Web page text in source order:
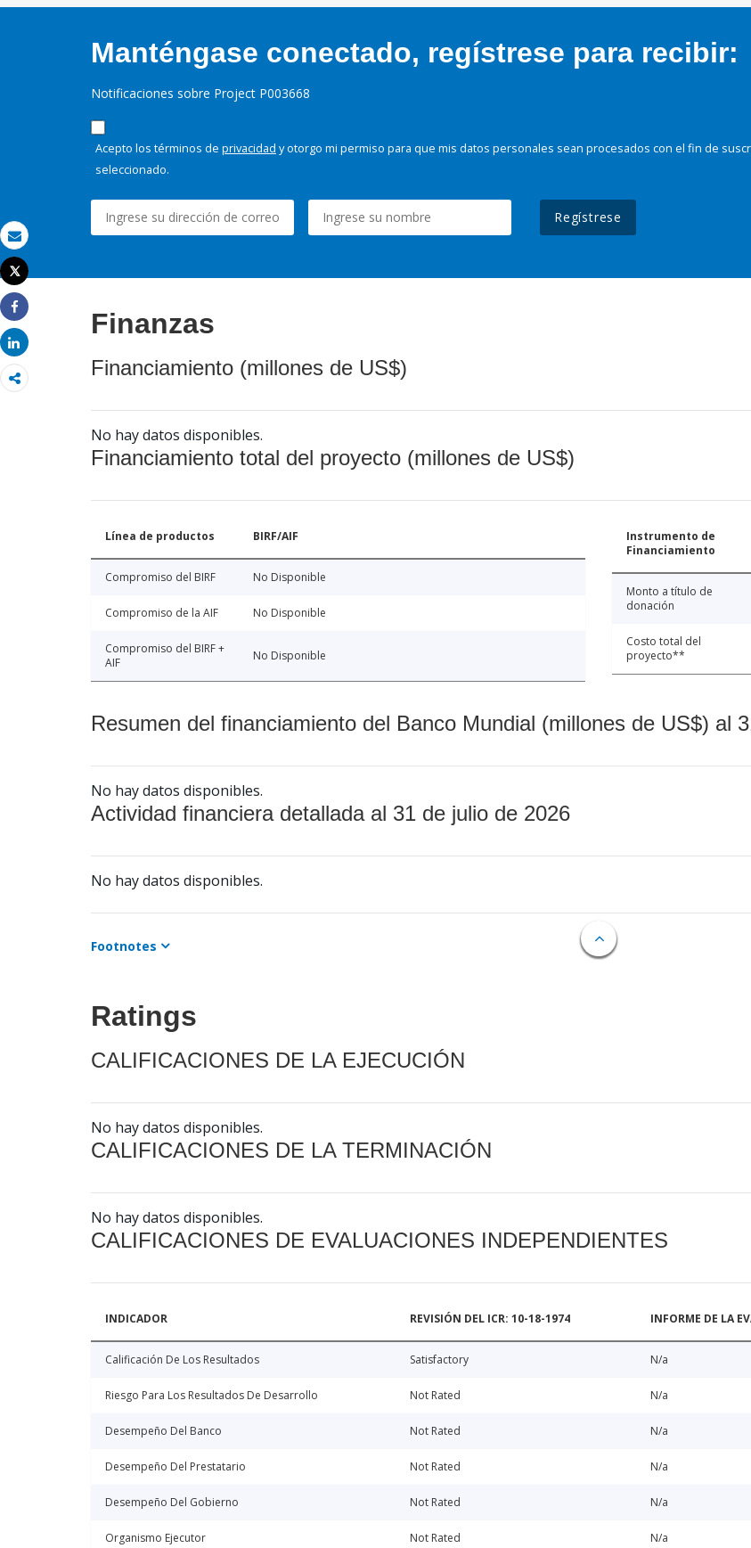
Correo electrónico
Imprimir
Tweet
Share
Share
Manténgase conectado, regístrese para recibir:
Notificaciones sobre Project P003668
Acepto los términos de privacidad y otorgo mi permiso para que mis datos personales sean procesados con el fin de
seleccionado.
Regístrese
Finanzas
Financiamiento (millones de US$)
No hay datos disponibles.
Financiamiento total del proyecto (millones de US$)
Línea de productos BIRF/AIF
Compromiso del BIRF No Disponible
Compromiso de la AIF No Disponible
Compromiso del BIRF +
AIF
No Disponible
Instrumento de
Financiamiento
Monto a título de
donación
Costo total del
proyecto**
Resumen del financiamiento del Banco Mundial (millones de US$) al
No hay datos disponibles.
Actividad financiera detallada al 31 de julio de 2026
No hay datos disponibles.
Footnotes
Ratings
CALIFICACIONES DE LA EJECUCIÓN
No hay datos disponibles.
CALIFICACIONES DE LA TERMINACIÓN
No hay datos disponibles.
CALIFICACIONES DE EVALUACIONES INDEPENDIENTES
INDICADOR REVISIÓN DEL ICR: 10-18-1974 INFORME DE LA
Calificación De Los Resultados Satisfactory N/a
Riesgo Para Los Resultados De Desarrollo Not Rated N/a
Desempeño Del Banco Not Rated N/a
Desempeño Del Prestatario Not Rated N/a
Desempeño Del Gobierno Not Rated N/a
Organismo Ejecutor Not Rated N/a